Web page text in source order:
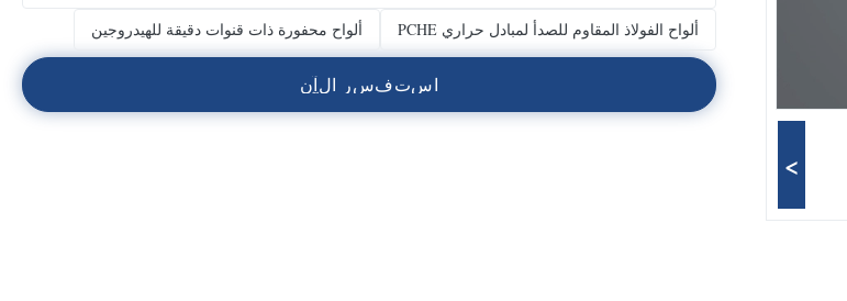
>
ألواح الفولاذ المقاوم للصدأ لمبادل حراري PCHE
ألواح محفورة ذات قنوات دقيقة للهيدروجين
استفسر الآن